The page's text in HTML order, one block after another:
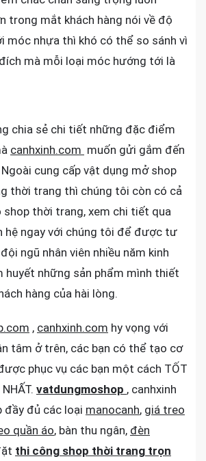
trong mắt khách hàng nói về độ
móc nhựa thì khó có thể so sánh vì
mà mỗi loại móc hướng tới là
chia sẻ chi tiết những đặc điểm
canhxinh.com muốn gửi gắm đến
cung cấp vật dụng mở shop
thời trang thì chúng tôi còn có cả
shop thời trang, xem chi tiết qua
hệ ngay với chúng tôi để được tư
ngũ nhân viên nhiều năm kinh
huyết những sản phẩm mình thiết
hàng của hài lòng.
, canhxinh.com hy vọng với
tâm ở trên, các bạn có thể tạo cơ
phục vụ các bạn một cách TỐT
vatdungmoshop , canhxinh
đầy đủ các loại manocanh, giá treo
quần áo, bàn thu ngân, đèn
thi công shop thời trang trọn